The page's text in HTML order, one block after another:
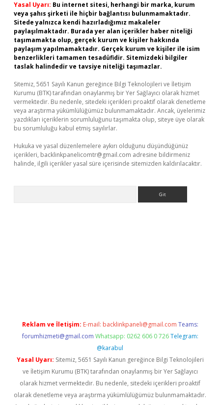
Yasal Uyarı: Bu internet sitesi, herhangi bir marka, kurum
veya şahıs şirketi ile hiçbir bağlantısı bulunmamaktadır.
Sitede yalnızca kendi hazırladığımız makaleler
paylaşılmaktadır. Burada yer alan içerikler haber niteliği
taşımamakta olup, gerçek kurum ve kişiler hakkında
paylaşım yapılmamaktadır. Gerçek kurum ve kişiler ile isim
benzerlikleri tamamen tesadüfidir. Sitemizdeki bilgiler
taslak halindedir ve tavsiye niteliği taşımazlar.
Sitemiz, 5651 Sayılı Kanun gereğince Bilgi Teknolojileri ve İletişim
Kurumu (BTK) tarafından onaylanmış bir Yer Sağlayıcı olarak hizmet
vermektedir. Bu nedenle, sitedeki içerikleri proaktif olarak denetleme
veya araştırma yükümlülüğümüz bulunmamaktadır. Ancak, üyelerimiz
yazdıkları içeriklerin sorumluluğunu taşımakta olup, siteye üye olarak
bu sorumluluğu kabul etmiş sayılırlar.
Hukuka ve yasal düzenlemelere aykırı olduğunu düşündüğünüz
içerikleri, backlinkpanelicomtr@gmail.com adresine bildirmeniz
halinde, ilgili içerikler yasal süre içerisinde sitemizden kaldırılacaktır.
Reklam ve İletişim: E-mail: backlinkpaneli@gmail.com Teams:
forumhizmeti@gmail.com Whatsapp: 0262 606 0 726 Telegram:
@karabul
Yasal Uyarı: Sitemiz, 5651 Sayılı Kanun gereğince Bilgi Teknolojileri
ve İletişim Kurumu (BTK) tarafından onaylanmış bir Yer Sağlayıcı
olarak hizmet vermektedir. Bu nedenle, sitedeki içerikleri proaktif
olarak denetleme veya araştırma yükümlülüğümüz bulunmamaktadır.